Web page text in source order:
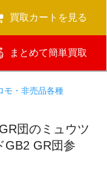
買取カートを見る
まとめて簡単買取
モ・非売品各種
GR団のミュウツ
GB2 GR団参